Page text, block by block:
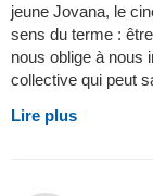
jeune Jovana, le
sens du terme :
nous oblige à nous
collective qui peut
Lire plus